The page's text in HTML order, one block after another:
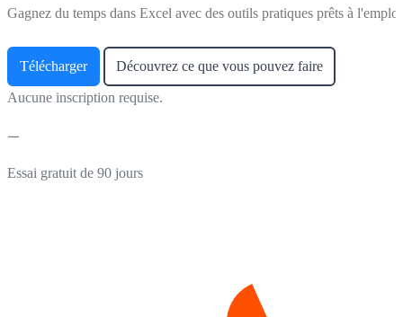
Gagnez du temps dans Excel avec des outils pratiques prêts à
Télécharger Découvrez ce que vous pouvez faire
Aucune inscription requise.
Essai gratuit de 90 jours